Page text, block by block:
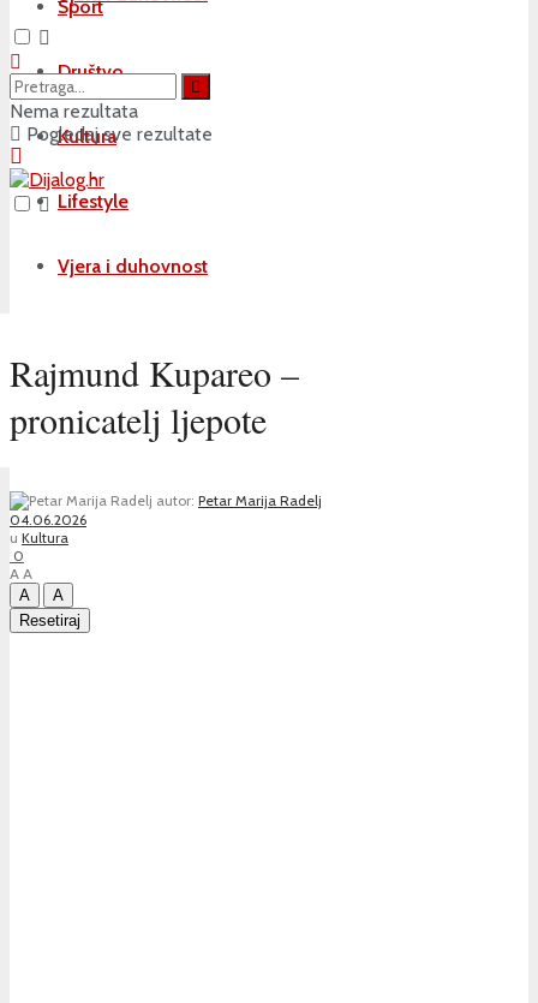
Sport
Društvo
Kultura
Lifestyle
Vjera i duhovnost
Nema rezultata
Pogledaj sve rezultate
Rajmund Kupareo –
pronicatelj ljepote
autor: Petar Marija Radelj
04.06.2026
u Kultura
0
A A
A
A
Resetiraj